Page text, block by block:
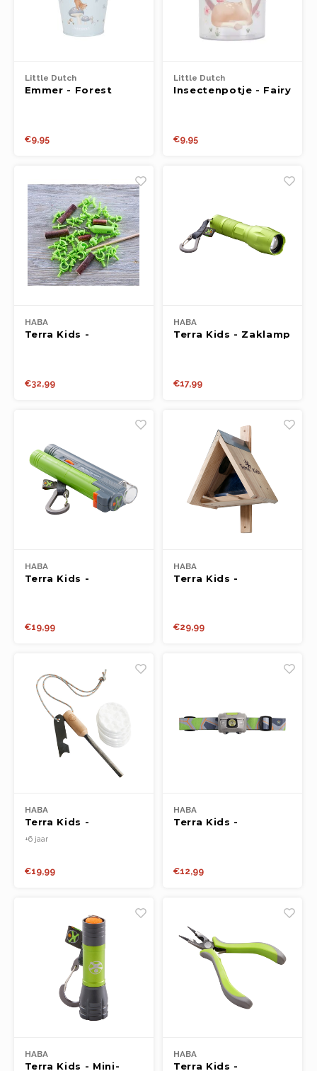
Little Dutch
Emmer - Forest
€9,95
Little Dutch
Insectenpotje - Fairy
€9,95
HABA
Terra Kids -
€32,99
HABA
Terra Kids - Zaklamp
€17,99
HABA
Terra Kids -
€19,99
HABA
Terra Kids -
€29,99
HABA
Terra Kids -
Vuurstarterset
+6 jaar
€19,99
HABA
Terra Kids -
€12,99
HABA
Terra Kids - Mini-
HABA
Terra Kids -